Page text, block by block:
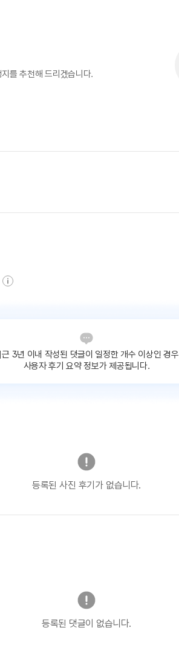
를 추천해 드리겠습니다.
근 3년 이내 작성된 댓글이 일정한 개수 이상인 경우
사용자 후기 요약 정보가 제공됩니다.
등록된 사진 후기가 없습니다.
등록된 댓글이 없습니다.